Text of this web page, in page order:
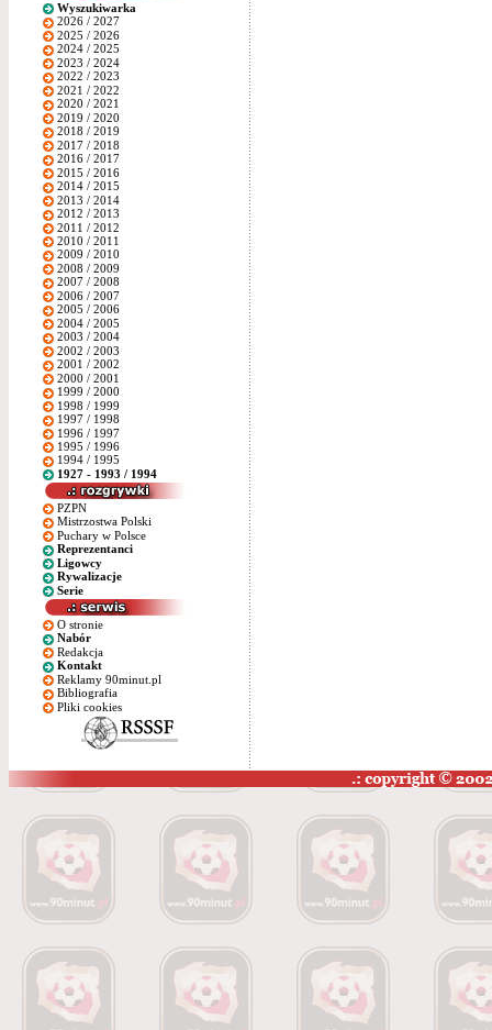
Wyszukiwarka
2026 / 2027
2025 / 2026
2024 / 2025
2023 / 2024
2022 / 2023
2021 / 2022
2020 / 2021
2019 / 2020
2018 / 2019
2017 / 2018
2016 / 2017
2015 / 2016
2014 / 2015
2013 / 2014
2012 / 2013
2011 / 2012
2010 / 2011
2009 / 2010
2008 / 2009
2007 / 2008
2006 / 2007
2005 / 2006
2004 / 2005
2003 / 2004
2002 / 2003
2001 / 2002
2000 / 2001
1999 / 2000
1998 / 1999
1997 / 1998
1996 / 1997
1995 / 1996
1994 / 1995
1927 - 1993 / 1994
PZPN
Mistrzostwa Polski
Puchary w Polsce
Reprezentanci
Ligowcy
Rywalizacje
Serie
O stronie
Nabór
Redakcja
Kontakt
Reklamy 90minut.pl
Bibliografia
Pliki cookies